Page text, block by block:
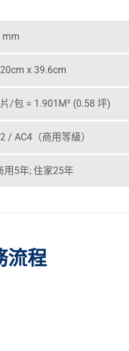
mm
x 39.6cm
/包 = 1.901M² (0.58 坪)
/ AC4（商用等級）
用5年; 住家25年
流程